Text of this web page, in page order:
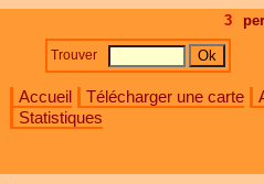
3
Accueil Télécharger une carte
Statistiques
Trouver